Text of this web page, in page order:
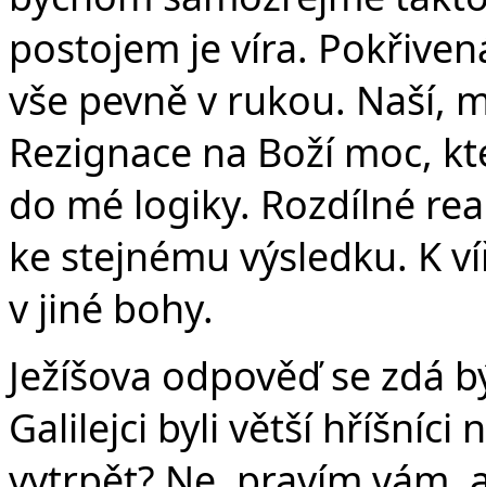
postojem je víra.
vše pevně v rukou. Naší,
Rezignace na Boží moc,
do mé logiky. Rozdílné
ke stejnému výsledku. K
v jiné bohy.
Ježíšova odpověď se zdá
Galilejci byli větší hříšníci